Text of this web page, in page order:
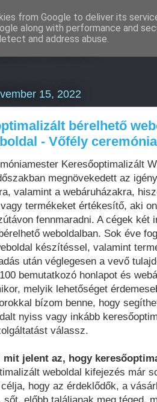
Web+
15, 2022
bérelhető
- Vőfély
Keresőoptimalizált
megnövekedett az
valamint a webáruházakra,
termékeket értékesítő, aki
fennmaradni. A cégek két
weboldalban. Sok éve
készítéssel, valamint
után véglegesen a vevő
bemutatkozó honlapot és
melyik lehetőséget
bízom benne, hogy
nyiss vagy inkább
válassz.
mit jelent az, hogy
weboldal kifejezés már
hogy az érdeklődők, a
from Google to deliver its
along with performance and
and address abuse.